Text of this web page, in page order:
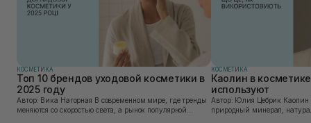
КОСМЕТИКА
Топ 10 брендов уходовой косметики в
2025 году
Автор: Вика Нагорная В современном мире, где тренды
меняются со скоростью света, а рынок популярной
КОСМЕТИКА
Каолин в
используют
Автор: Юлия Цебрик Каолин в косметологии – это
природный минерал,